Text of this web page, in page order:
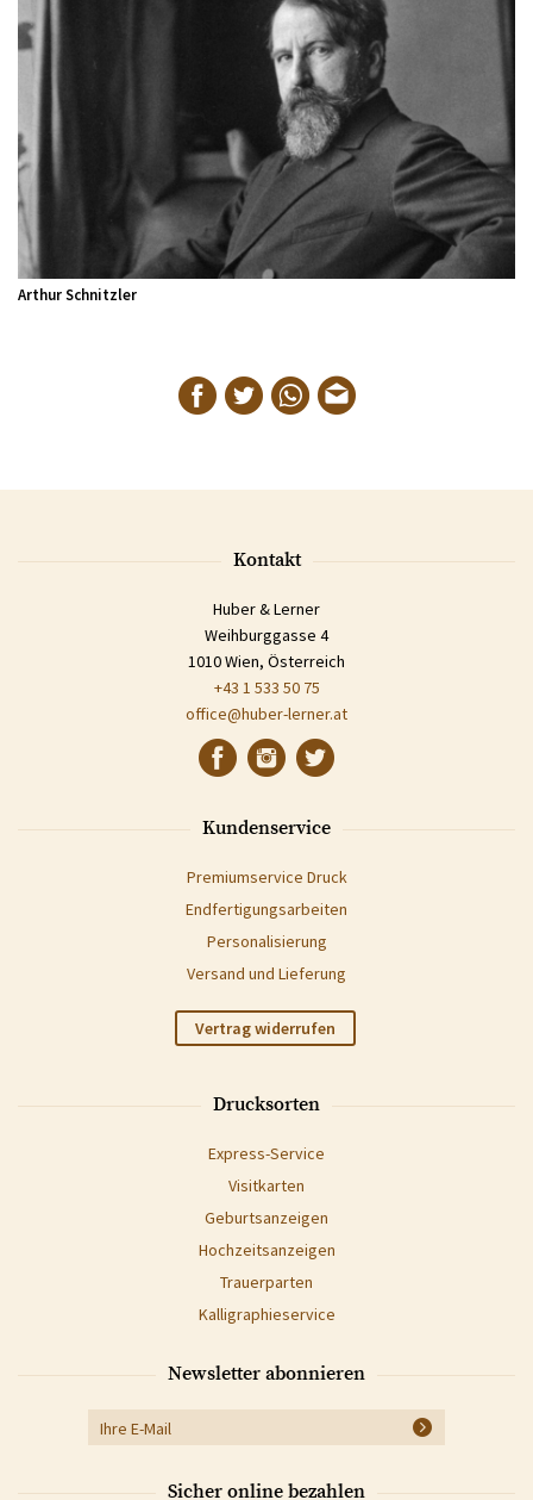
Arthur Schnitzler
Kontakt
Huber & Lerner
Weihburggasse 4
1010 Wien, Österreich
+43 1 533 50 75
office@huber-lerner.at
Kundenservice
Premiumservice Druck
Endfertigungsarbeiten
Personalisierung
Versand und Lieferung
Vertrag widerrufen
Drucksorten
Express-Service
Visitkarten
Geburtsanzeigen
Hochzeitsanzeigen
Trauerparten
Kalligraphieservice
Newsletter abonnieren
Sicher online bezahlen